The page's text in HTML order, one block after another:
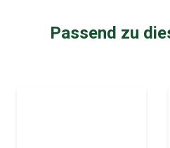
Passend zu